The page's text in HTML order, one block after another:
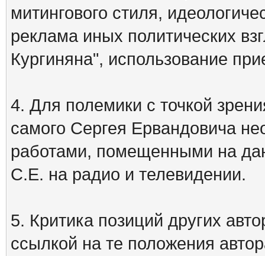
митингового стиля,
реклама иных политических
Кургиняна", использование
4. Для полемики с точкой
самого Сергея Ервандовича
работами, помещенными на
С.Е. на радио и телевидении.
5. Критика позиций других
ссылкой на те положения